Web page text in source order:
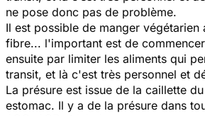
ne pose donc pas de problème.
Il est possible de manger végétarien
fibre... l'important est de
ensuite par limiter les aliments qui
transit, et là c'est très personnel et
La présure est issue de la caillette
estomac. Il y a de la présure dans